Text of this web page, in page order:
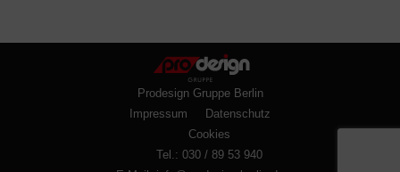
Prodesign Gruppe Berlin
Impressum
Datenschutz
Cookies
Tel.: 030 / 89 53 940